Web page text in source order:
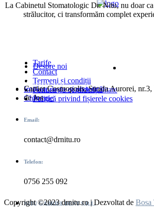
La Cabinetul Stomatologic Dr. Nitu, nu doar
strălucitor, ci transformăm complet
Link-uri Adiționale
Despre noi
Tarife
Contact
Termeni și condiții
Politica de confidențialitate
Politică privind fișierele cookies
Servicii
Implantologie și protetică
Chirurgie
Date contact
Cartier Cosmopolis, Strada Aurorei,
de Jos
Email:
contact@drnitu.ro
Telefon:
0756 255 092
NITU GABRIEL DENT S.R.L.
Copyright ©2023 drnitu.ro | Dezvoltat de Bosa